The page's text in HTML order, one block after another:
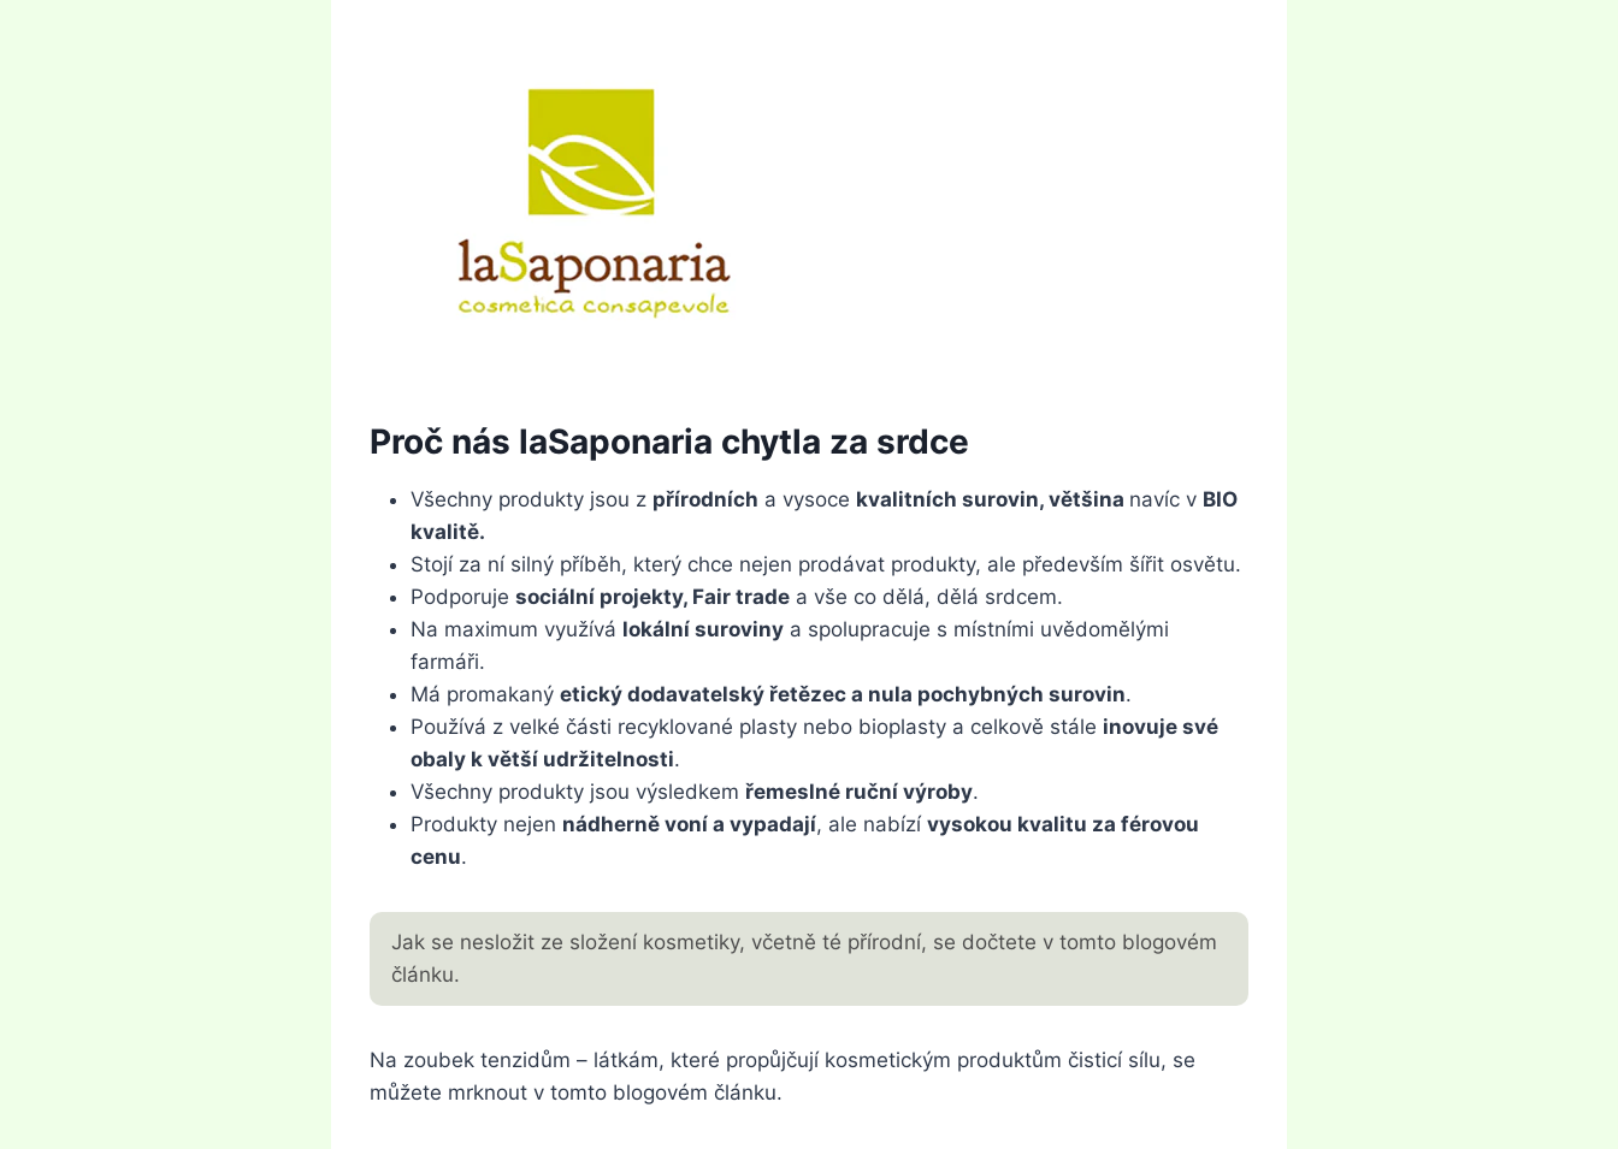
Proč nás laSaponaria chytla za srdce
Všechny produkty jsou z přírodních a vysoce kvalitních surovin, většina navíc v BIO
kvalitě.
Stojí za ní silný příběh, který chce nejen prodávat produkty, ale především šířit osvětu.
Podporuje sociální projekty, Fair trade a vše co dělá, dělá srdcem.
Na maximum využívá lokální suroviny a spolupracuje s místními uvědomělými
farmáři.
Má promakaný etický dodavatelský řetězec a nula pochybných surovin.
Používá z velké části recyklované plasty nebo bioplasty a celkově stále inovuje své
obaly k větší udržitelnosti.
Všechny produkty jsou výsledkem řemeslné ruční výroby.
Produkty nejen nádherně voní a vypadají, ale nabízí vysokou kvalitu za férovou
cenu.
Jak se nesložit ze složení kosmetiky, včetně té přírodní, se dočtete v tomto blogovém
článku.
Na zoubek tenzidům – látkám, které propůjčují kosmetickým produktům čisticí sílu, se
můžete mrknout v tomto blogovém článku.